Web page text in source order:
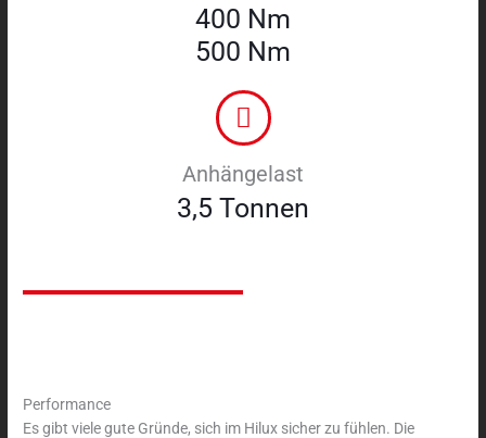
400 Nm
500 Nm
Anhängelast
3,5 Tonnen
Performance
Es gibt viele gute Gründe, sich im Hilux sicher zu fühlen. Die